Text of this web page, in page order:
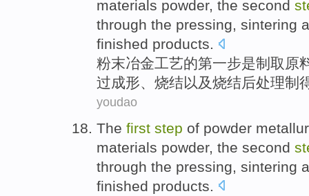
materials powder, the second
through the pressing, sintering
finished products.
粉末冶金工艺的第一步是制取 原
过成形、 烧结以及烧结后处理制
youdao
The first step of powder
materials powder, the second
through the pressing sintering
finished products